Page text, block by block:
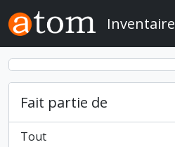
Skip to main content
Fait partie de
Tout